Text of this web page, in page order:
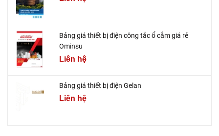
Bảng giá thiết bị điện công tắc ổ cắm giá rẻ
Ominsu
Liên hệ
Bảng giá thiết bị điện Gelan
Liên hệ